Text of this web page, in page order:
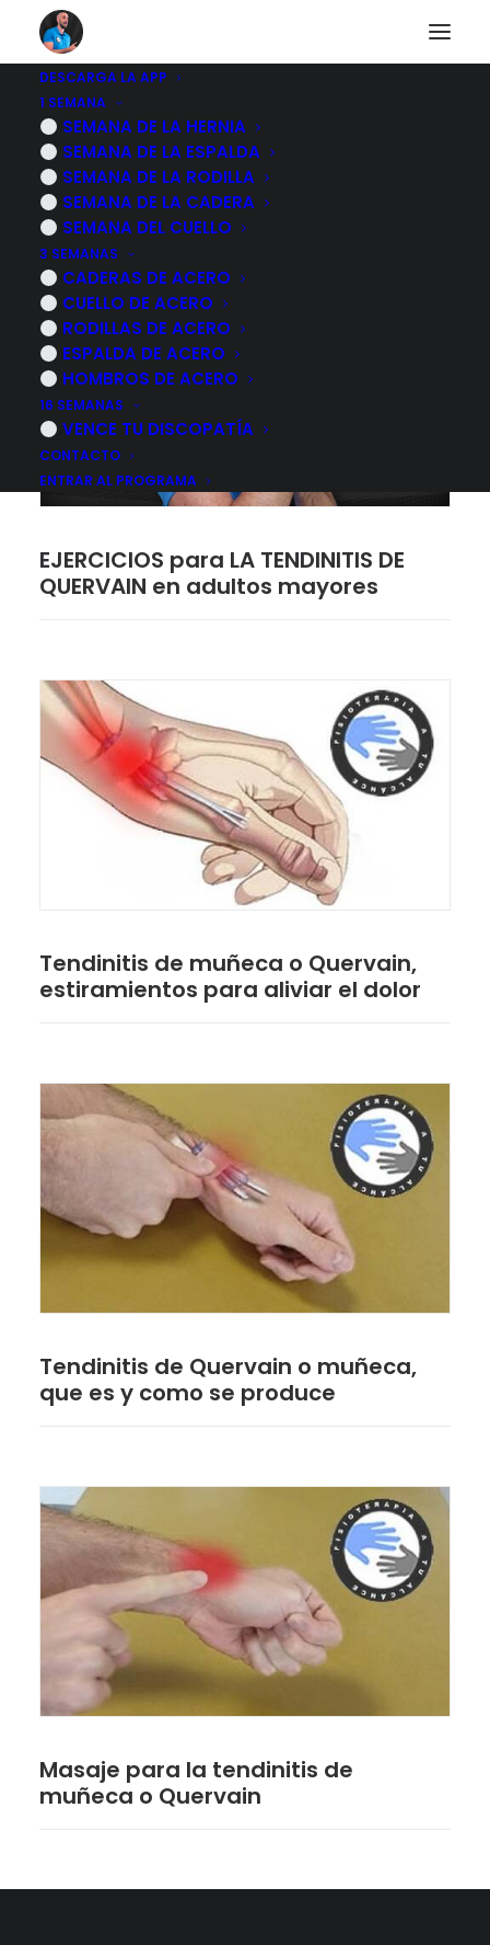
DESCARGA LA APP
1 SEMANA
SEMANA DE LA HERNIA
SEMANA DE LA ESPALDA
SEMANA DE LA RODILLA
SEMANA DE LA CADERA
SEMANA DEL CUELLO
3 SEMANAS
CADERAS DE ACERO
CUELLO DE ACERO
RODILLAS DE ACERO
ESPALDA DE ACERO
HOMBROS DE ACERO
16 SEMANAS
VENCE TU DISCOPATÍA
CONTACTO
ENTRAR AL PROGRAMA
Tendinitis de Quervain
VOLVER AL CUERPO HUMANO
EJERCICIOS para LA TENDINITIS DE
QUERVAIN en adultos mayores
Tendinitis de muñeca o Quervain,
estiramientos para aliviar el dolor
Tendinitis de Quervain o muñeca,
que es y como se produce
Masaje para la tendinitis de
muñeca o Quervain